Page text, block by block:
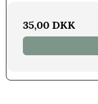
35,00 DKK